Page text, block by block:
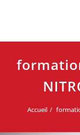
Accueil